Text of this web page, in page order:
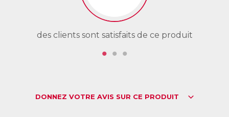
des clients sont satisfaits de ce produit
DONNEZ VOTRE AVIS SUR CE PRODUIT